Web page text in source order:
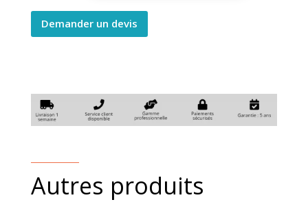
80-
Demander un devis
Autres produits